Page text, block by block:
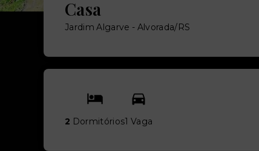
Casa
Jardim Algarve - Alvorada/RS
2 Dormitórios1 Vaga